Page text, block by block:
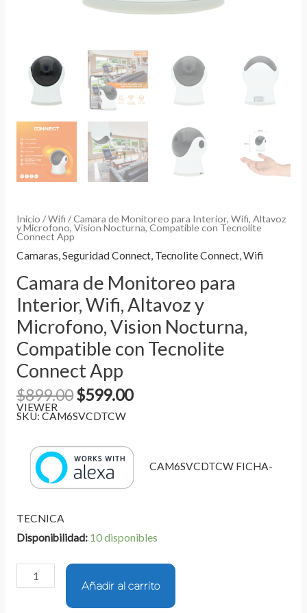
Inicio /Wifi / Camara de Monitoreo para Interior, Wifi, Altavoz
y Microfono, Vision Nocturna, Compatible con Tecnolite
Connect App
Camaras,Seguridad Connect, Tecnolite Connect,Wifi
Camara de Monitoreo para
Interior, Wifi, Altavoz y
Microfono, Vision Nocturna,
Compatible con Tecnolite
Connect App
$899.00$599.00
VIEWER
SKU: CAM6SVCDTCW
CAM6SVCDTCW FICHA-
TECNICA
Disponibilidad: 10 disponibles
Añadir al carrito